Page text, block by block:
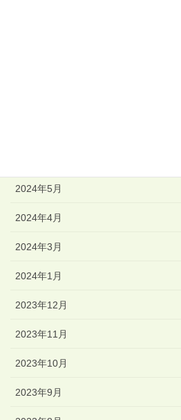
2024年5月
2024年4月
2024年3月
2024年1月
2023年12月
2023年11月
2023年10月
2023年9月